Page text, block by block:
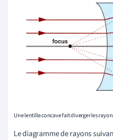
Une lentille concave fait diverger les
Le diagramme de rayons